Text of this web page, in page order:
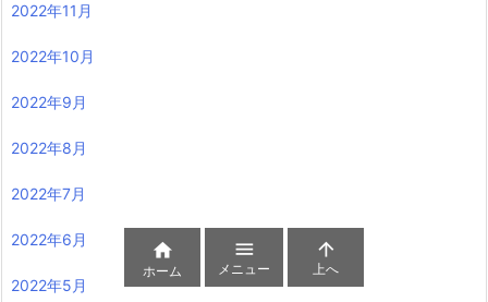
2022年11月
2022年10月
2022年9月
2022年8月
2022年7月
2022年6月
2022年5月

ホーム

メニュー

上へ